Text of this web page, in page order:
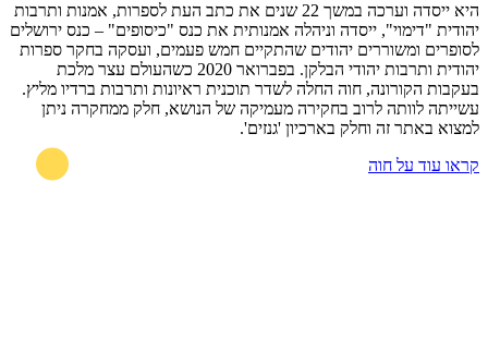
היא ייסדה וערכה במשך 22 שנים את כתב העת לספרות, אמנות ותרבות
יהודית "דימוי", ייסדה וניהלה אמנותית את כנס "כיסופים" – כנס ירושלים
לסופרים ומשוררים יהודים שהתקיים חמש פעמים, ועסקה בחקר ספרות
יהודית ותרבות יהודי הבלקן. בפברואר 2020 כשהעולם עצר מלכת
בעקבות הקורונה, חוה החלה לשדר תוכנית ראיונות ותרבות ברדיו מליץ.
עשייתה לוותה לרוב בחקירה מעמיקה של הנושא, חלק ממחקרה ניתן
למצוא באתר זה וחלק בארכיון 'גנזים'.
קראו עוד על חוה